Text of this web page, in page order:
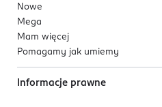
Nowe
Mega
Mam więcej
Pomagamy jak umiemy
Informacje prawne